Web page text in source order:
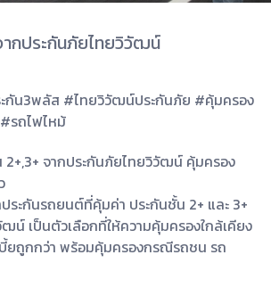
ากประกันภัยไทยวิวัฒน์
กัน3พลัส #ไทยวิวัฒน์ประกันภัย #คุ้มครอง
รถไฟไหม้
จากประกันภัยไทยวิวัฒน์ คุ้มครอง
ะกันรถยนต์ที่คุ้มค่า ประกันชั้น 2+ และ 3+
น์ เป็นตัวเลือกที่ให้ความคุ้มครองใกล้เคียง
บี้ยถูกกว่า พร้อมคุ้มครองกรณีรถชน รถ